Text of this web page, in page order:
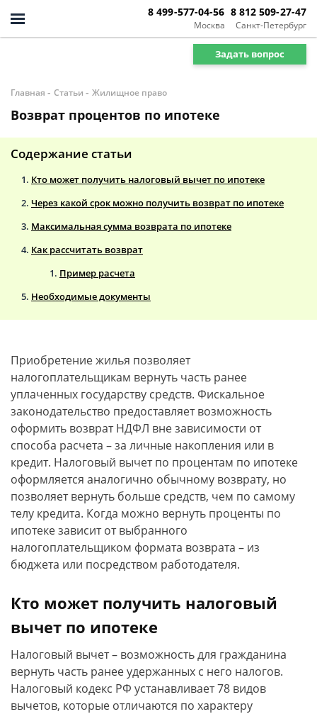
Москва
8 499-577-04-56
Санкт-Петербург
8 812 509-27-47
Задать вопрос
Главная - Статьи - Жилищное право
Возврат процентов по ипотеке
Содержание статьи
Кто может получить налоговый вычет по ипотеке
Через какой срок можно получить возврат по ипотеке
Максимальная сумма возврата по ипотеке
Как рассчитать возврат
Пример расчета
Необходимые документы
Приобретение жилья позволяет
налогоплательщикам вернуть часть ранее
уплаченных государству средств. Фискальное
законодательство предоставляет возможность
оформить возврат НДФЛ вне зависимости от
способа расчета – за личные накопления или в
кредит. Налоговый вычет по процентам по ипотеке
оформляется аналогично обычному возврату, но
позволяет вернуть больше средств, чем по самому
телу кредита. Когда можно вернуть проценты по
ипотеке зависит от выбранного
налогоплательщиком формата возврата – из
бюджета или посредством работодателя.
Кто может получить налоговый
вычет по ипотеке
Налоговый вычет – возможность для гражданина
вернуть часть ранее удержанных с него налогов.
Налоговый кодекс РФ устанавливает 78 видов
вычетов, которые отличаются по характеру